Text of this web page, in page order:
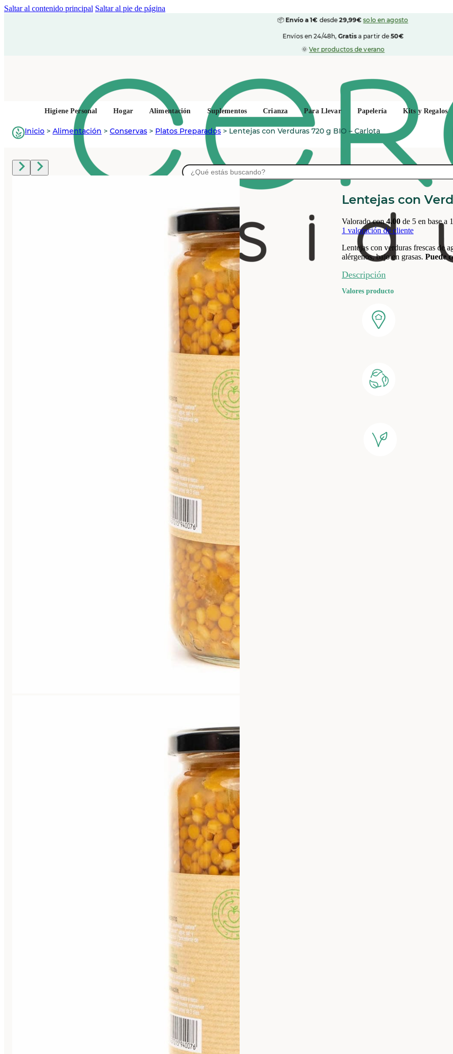
Saltar al contenido principal Saltar al pie de página
📦Envío a 1€ desde29,99€ solo en agosto
Envíos en 24/48h,Gratisa partir de50€
🌞Ver productos de verano
Buscar
Higiene Personal Hogar Alimentación Suplementos Crianza Para Llevar Papelería Kits y Regalos
Inicio > Alimentación > Conservas > Platos Preparados > Lentejas con Verduras 720 g BIO – Carlota
Lentejas con
Valorado con4.00 de 5 en base a 1
1 valoración de cliente
Lentejas con verduras frescas de
alérgenos, bajo en grasas. Puede
Descripción
Valores producto